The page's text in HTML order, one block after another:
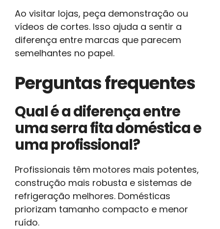
Ao visitar lojas, peça demonstração ou
vídeos de cortes. Isso ajuda a sentir a
diferença entre marcas que parecem
semelhantes no papel.
Perguntas frequentes
Qual é a diferença entre
uma serra fita doméstica e
uma profissional?
Profissionais têm motores mais potentes,
construção mais robusta e sistemas de
refrigeração melhores. Domésticas
priorizam tamanho compacto e menor
ruído.